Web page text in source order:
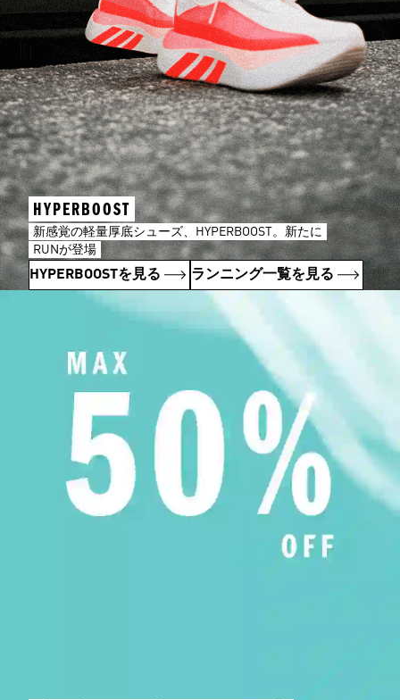
HYPERBOOST
新感覚の軽量厚底シューズ、HYPERBOOST。新たに
RUNが登場
HYPERBOOSTを見る ランニング一覧を見る